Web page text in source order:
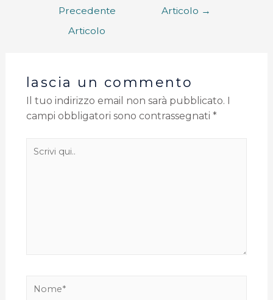
Precedente
Articolo
Articolo →
lascia un commento
Il tuo indirizzo email non sarà pubblicato.
campi obbligatori sono contrassegnati *